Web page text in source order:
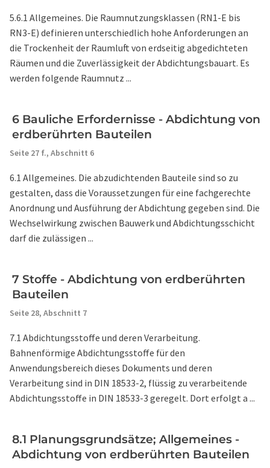
5.6.1 Allgemeines. Die Raumnutzungsklassen (RN1-E bis
RN3-E) definieren unterschiedlich hohe Anforderungen an
die Trockenheit der Raumluft von erdseitig abgedichteten
Räumen und die Zuverlässigkeit der Abdichtungsbauart. Es
werden folgende Raumnutz ...
6 Bauliche Erfordernisse - Abdichtung von
erdberührten Bauteilen
Seite 27 f., Abschnitt 6
6.1 Allgemeines. Die abzudichtenden Bauteile sind so zu
gestalten, dass die Voraussetzungen für eine fachgerechte
Anordnung und Ausführung der Abdichtung gegeben sind. Die
Wechselwirkung zwischen Bauwerk und Abdichtungsschicht
darf die zulässigen ...
7 Stoffe - Abdichtung von erdberührten
Bauteilen
Seite 28, Abschnitt 7
7.1 Abdichtungsstoffe und deren Verarbeitung.
Bahnenförmige Abdichtungsstoffe für den
Anwendungsbereich dieses Dokuments und deren
Verarbeitung sind in DIN 18533-2, flüssig zu verarbeitende
Abdichtungsstoffe in DIN 18533-3 geregelt. Dort erfolgt a ...
8.1 Planungsgrundsätze; Allgemeines -
Abdichtung von erdberührten Bauteilen